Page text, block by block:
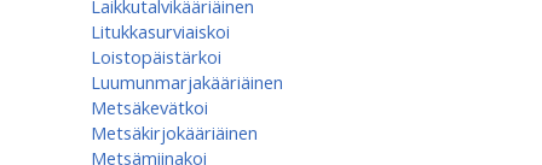
Laikkutalvikääriäinen
Litukkasurviaiskoi
Loistopäistärkoi
Luumunmarjakääriäinen
Metsäkevätkoi
Metsäkirjokääriäinen
Metsämiinakoi